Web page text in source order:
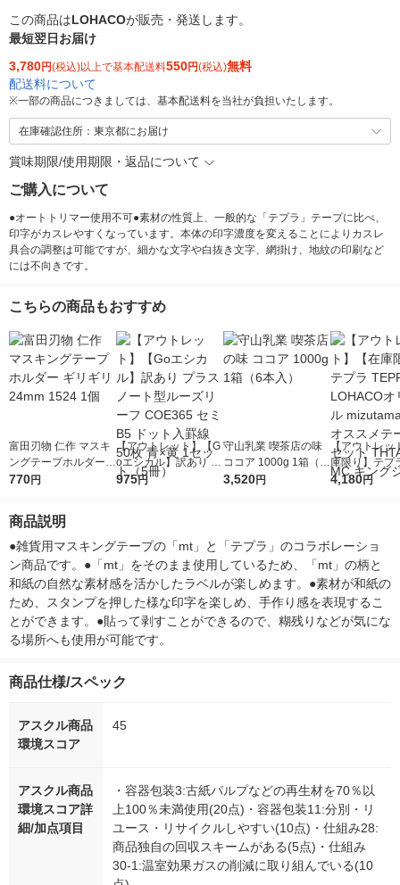
この商品はLOHACOが販売・発送します。
最短翌日お届け
3,780円(税込)以上で基本配送料550円(税込)無料
配送料について
※一部の商品につきましては、基本配送料を当社が負担いたします。
在庫確認住所：東京都にお届け
賞味期限/使用期限・返品について
ご購入について
●オートトリマー使用不可●素材の性質上、一般的な「テプラ」テープに比べ、
印字がカスレやすくなっています。本体の印字濃度を変えることによりカスレ
具合の調整は可能ですが、細かな文字や白抜き文字、網掛け、地紋の印刷など
には不向きです。
こちらの商品もおすすめ
富田刃物 仁作 マスキ
ングテープホルダー
ギリギリ 24mm 1524
770円
【アウトレット】【G
oエシカル】訳あり プ
ラス ノート型ルーズ
975円
守山乳業 喫茶店の味
ココア 1000g 1箱（6
本入）
3,520円
【アウトレッ
庫限り】テプ
A LOHACOオ
ム
4,180円
商品説明
●雑貨用マスキングテープの「mt」と「テプラ」のコラボレーショ
ン商品です。●「mt」をそのまま使用しているため、「mt」の柄と
和紙の自然な素材感を活かしたラベルが楽しめます。●素材が和紙の
ため、スタンプを押した様な印字を楽しめ、手作り感を表現するこ
とができます。●貼って剥すことができるので、糊残りなどが気にな
る場所へも使用が可能です。
商品仕様/スペック
アスクル商品
環境スコア
45
アスクル商品
環境スコア詳
細/加点項目
・容器包装3:古紙パルプなどの再生材を70％以
上100％未満使用(20点)・容器包装11:分別・リ
ユース・リサイクルしやすい(10点)・仕組み28:
商品独自の回収スキームがある(5点)・仕組み
30-1:温室効果ガスの削減に取り組んでいる(10